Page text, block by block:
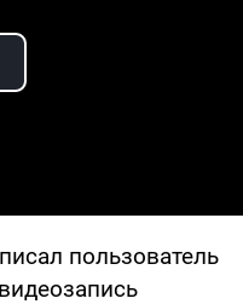
Video
пользователь